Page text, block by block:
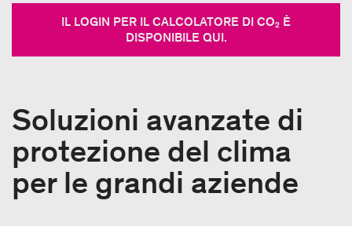
IL LOGIN PER IL CALCOLATORE DI CO₂ È
DISPONIBILE QUI.
Soluzioni avanzate di
protezione del clima
per le grandi aziende